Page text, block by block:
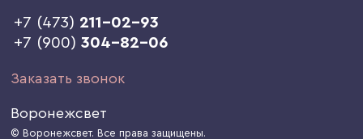
+7 (473) 211-02-93
+7 (900)304-82-06
Заказать звонок
Воронежсвет
© Воронежсвет. Все права защищены.